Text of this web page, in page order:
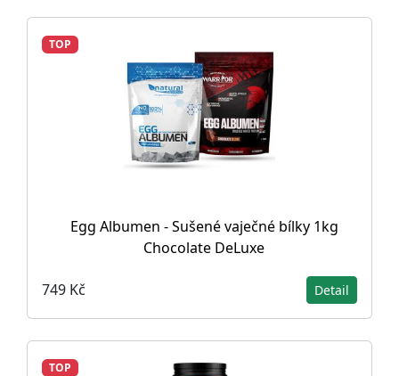
TOP
Egg Albumen - Sušené vaječné bílky 1kg
Chocolate DeLuxe
749 Kč Detail
TOP